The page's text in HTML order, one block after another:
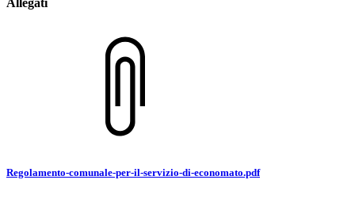
Regolamento-comunale-per-il-servizio-di-economato.pdf